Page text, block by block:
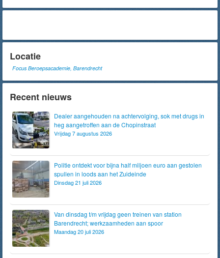
Locatie
Focus Beroepsacademie, Barendrecht
Recent nieuws
Dealer aangehouden na achtervolging, sok met drugs in
heg aangetroffen aan de Chopinstraat
Vrijdag 7 augustus 2026
Politie ontdekt voor bijna half miljoen euro aan gestolen
spullen in loods aan het Zuideinde
Dinsdag 21 juli 2026
Van dinsdag t/m vrijdag geen treinen van station
Barendrecht; werkzaamheden aan spoor
Maandag 20 juli 2026